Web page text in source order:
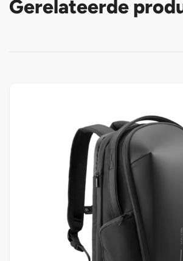
Gerelateerde